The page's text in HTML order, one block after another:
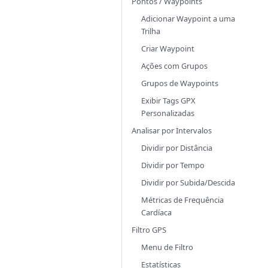
Adicionar Waypoint a uma
Trilha
Criar Waypoint
Ações com Grupos
Grupos de Waypoints
Exibir Tags GPX
Personalizadas
Analisar por Intervalos
Dividir por Distância
Dividir por Tempo
Dividir por Subida/Descida
Métricas de Frequência
Cardíaca
Filtro GPS
Menu de Filtro
Estatísticas